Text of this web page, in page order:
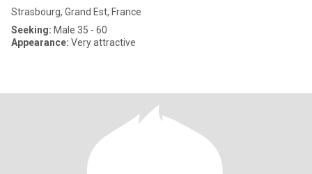
Strasbourg, Grand Est, France
Seeking: Male 35 - 60
Appearance: Very attractive